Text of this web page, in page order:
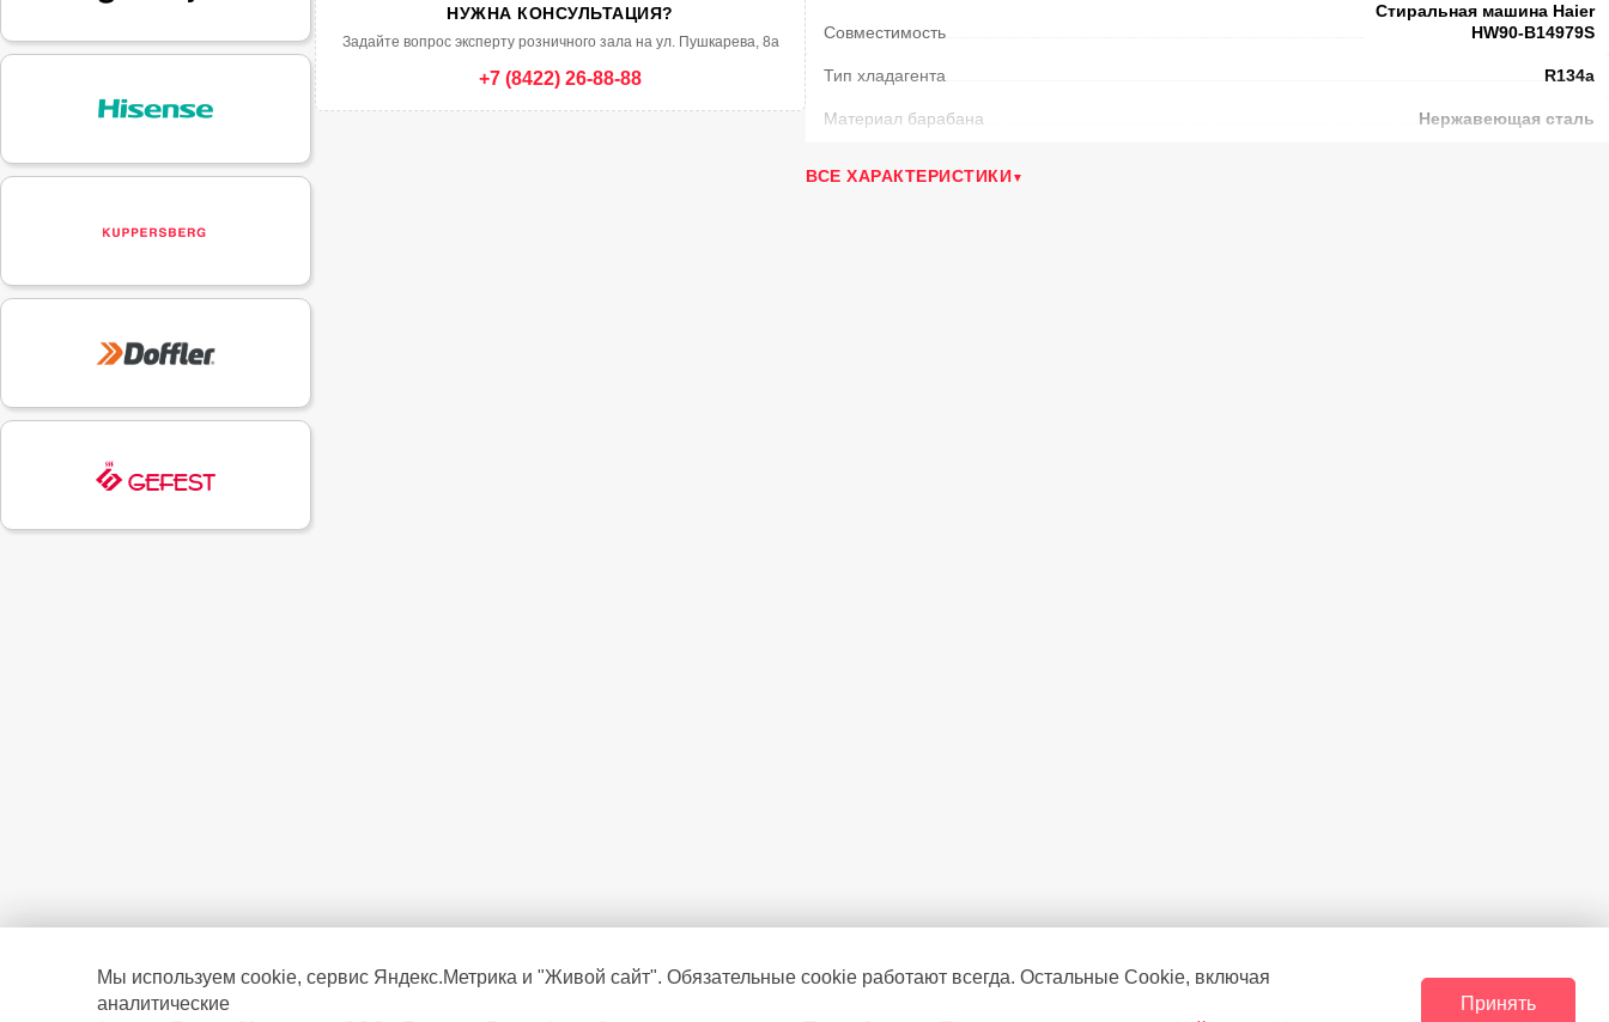
НУЖНА КОНСУЛЬТАЦИЯ?
Задайте вопрос эксперту розничного зала на ул. Пушкарева, 8а
+7 (8422) 26-88-88
Совместимость
Стиральная машина Haier
HW90-B14979S
Тип хладагента R134a
Материал барабана Нержавеющая сталь
ВСЕ ХАРАКТЕРИСТИКИ
Мы используем cookie, сервис Яндекс.Метрика и "Живой сайт". Обязательные cookie работают всегда. Остальные Сookie, включая
аналитические
Принять